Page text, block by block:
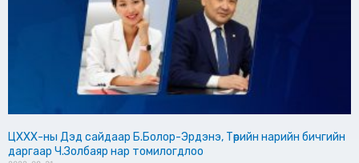
ЦХХХ-ны Дэд сайдаар Б.Болор-Эрдэнэ, Төрийн нарийн бичгийн
даргаар Ч.Золбаяр нар томилогдлоо